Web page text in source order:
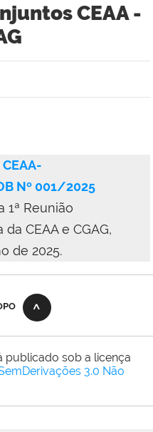
CEAA -
CEAA-
Nº 001/2025
1ª Reunião
CEAA e CGAG,
de 2025.
publicado sob a licença
3.0 Não